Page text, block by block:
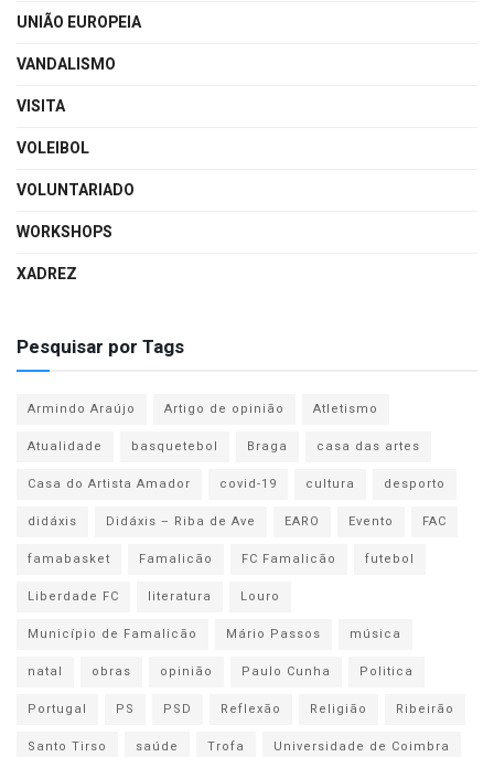
UNIÃO EUROPEIA
VANDALISMO
VISITA
VOLEIBOL
VOLUNTARIADO
WORKSHOPS
XADREZ
Pesquisar por Tags
Armindo Araújo Artigo de opinião
Atletismo
Atualidade
basquetebol Braga
casa das artes
Casa do Artista Amador
covid-19 cultura
desporto
didáxis
Didáxis – Riba de Ave EARO Evento
FAC
famabasket
Famalicão FC Famalicão
futebol
Liberdade FC
literatura
Louro
Município de Famalicão
Mário Passos
música
natal
obras opinião Paulo Cunha
Politica
Portugal
PS PSD Reflexão Religião
Ribeirão
Santo Tirso
saúde Trofa
Universidade de Coimbra